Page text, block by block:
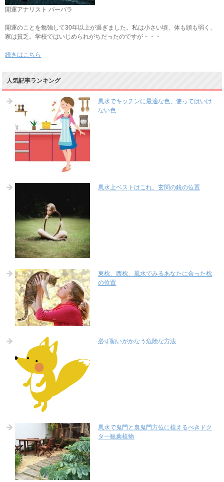
開運アナリスト バーバラ
開運のことを勉強して30年以上が過ぎました。私は小さい頃、体も頭も弱く、
家は貧乏。学校ではいじめられがちだったのですが・・・
続きはこちら
人気記事ランキング
風水でキッチンに最適な色、使ってはいけ
ない色
風水上ベストはこれ。玄関の鏡の位置
東枕、西枕、風水でみるあなたに合った枕
の位置
必ず願いがかなう危険な方法
風水で鬼門と裏鬼門方位に植えるべきドク
ター観葉植物